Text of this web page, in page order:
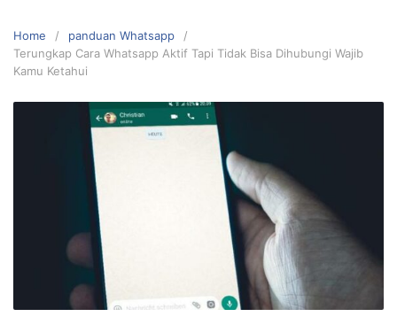
Home
panduan Whatsapp
Terungkap Cara Whatsapp Aktif Tapi Tidak Bisa Dihubungi Wajib
Kamu Ketahui